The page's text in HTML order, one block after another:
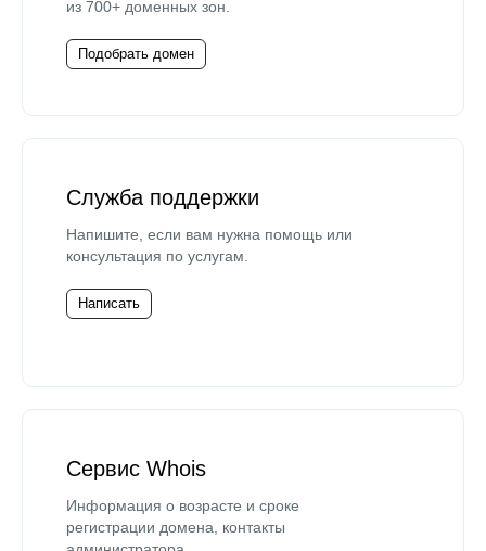
из 700+ доменных зон.
Подобрать домен
Служба поддержки
Напишите, если вам нужна помощь или
консультация по услугам.
Написать
Сервис Whois
Информация о возрасте и сроке
регистрации домена, контакты